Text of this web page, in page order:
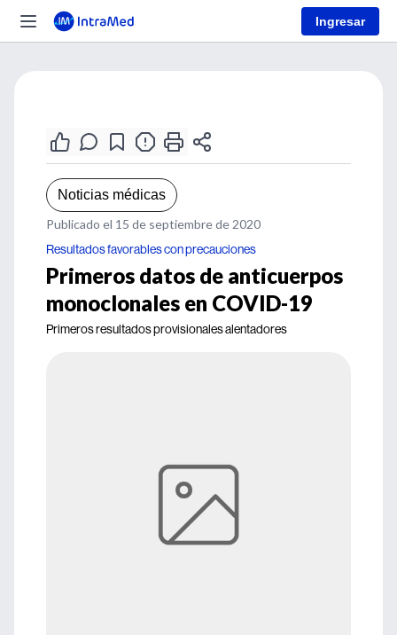
Ingresar
Noticias médicas
Publicado el 15 de septiembre de 2020
Resultados favorables con precauciones
Primeros datos de anticuerpos
monoclonales en COVID-19
Primeros resultados provisionales alentadores